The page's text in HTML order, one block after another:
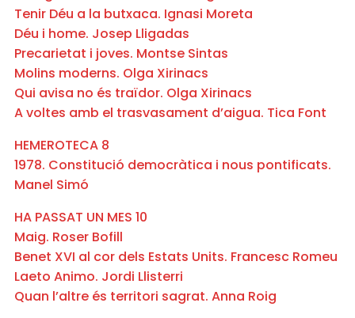
Tenir Déu a la butxaca. Ignasi Moreta
Déu i home. Josep Lligadas
Precarietat i joves. Montse Sintas
Molins moderns. Olga Xirinacs
Qui avisa no és traïdor. Olga Xirinacs
A voltes amb el trasvasament d’aigua. Tica Font
HEMEROTECA 8
1978. Constitució democràtica i nous pontificats.
Manel Simó
HA PASSAT UN MES 10
Maig. Roser Bofill
Benet XVI al cor dels Estats Units. Francesc Romeu
Laeto Animo. Jordi Llisterri
Quan l’altre és territori sagrat. Anna Roig